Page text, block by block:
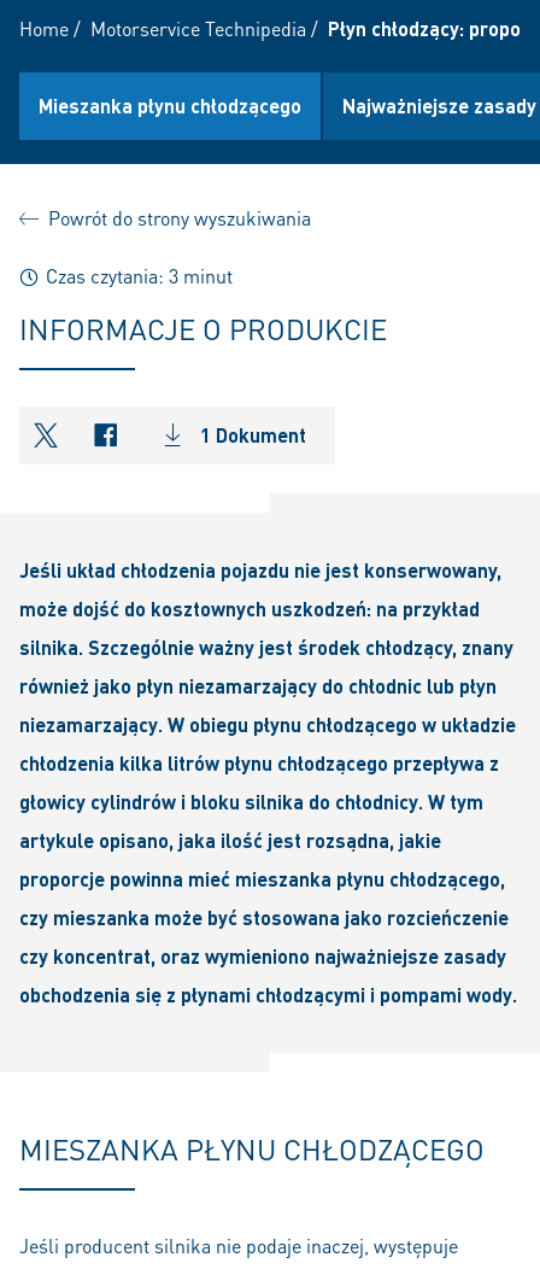
Home/ Motorservice Technipedia / Płyn chłodzący:
Mieszanka płynu chłodzącego Najważniejsze
Powrót do strony wyszukiwania
Czas czytania: 3 minut
INFORMACJE O PRODUKCIE
shareOntwitter
shareOnfacebook
1 Dokument
Jeśli układ chłodzenia pojazdu nie jest konserwowany,
może dojść do kosztownych uszkodzeń: na przykład
silnika. Szczególnie ważny jest środek chłodzący, znany
również jako płyn niezamarzający do chłodnic lub płyn
niezamarzający. W obiegu płynu chłodzącego w układzie
chłodzenia kilka litrów płynu chłodzącego przepływa z
głowicy cylindrów i bloku silnika do chłodnicy. W tym
artykule opisano, jaka ilość jest rozsądna, jakie
proporcje powinna mieć mieszanka płynu chłodzącego,
czy mieszanka może być stosowana jako rozcieńczenie
czy koncentrat, oraz wymieniono najważniejsze zasady
obchodzenia się z płynami chłodzącymi i pompami wody.
MIESZANKA PŁYNU CHŁODZĄCEGO
Jeśli producent silnika nie podaje inaczej, występuje